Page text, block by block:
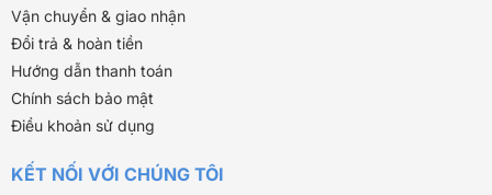
Vận chuyển & giao nhận
Đổi trả & hoàn tiền
Hướng dẫn thanh toán
Chính sách bảo mật
Điều khoản sử dụng
KẾT NỐI VỚI CHÚNG TÔI